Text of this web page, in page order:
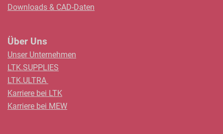
Downloads & CAD-Daten
Über Uns
Unser Unternehmen
LTK.SUPPLIES
LTK.ULTRA
Karriere bei LTK
Karriere bei MEW